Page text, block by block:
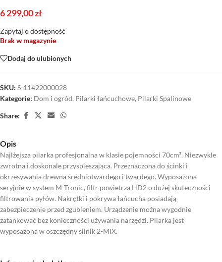
6 299,00zł
Zapytaj o dostępność
Brak w magazynie
Dodaj do ulubionych
SKU: S-11422000028
Kategorie: Dom i ogród, Pilarki łańcuchowe, Pilarki Spalinowe
Share:
Opis
Najlżejsza pilarka profesjonalna w klasie pojemności 70cm³. Niezwykle
zwrotna i doskonale przyspieszająca. Przeznaczona do ścinki i
okrzesywania drewna średniotwardego i twardego. Wyposażona
seryjnie w system M-Tronic, filtr powietrza HD2 o dużej skuteczności
filtrowania pyłów. Nakrętki i pokrywa łańcucha posiadają
zabezpieczenie przed zgubieniem. Urządzenie można wygodnie
zatankować bez konieczności używania narzędzi. Pilarka jest
wyposażona w oszczędny silnik 2-MIX.